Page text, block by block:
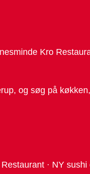
Kro
og søg på
· NY sushi